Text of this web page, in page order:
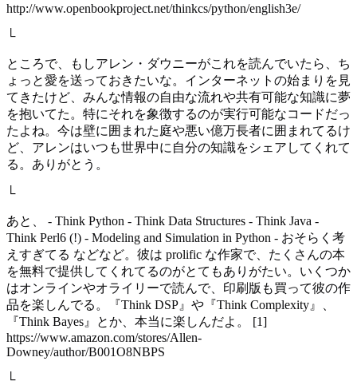
http://www.openbookproject.net/thinkcs/python/english3e/
└
ところで、もしアレン・ダウニーがこれを読んでいたら、ち
ょっと愛を送っておきたいな。インターネットの始まりを見
てきたけど、みんな情報の自由な流れや共有可能な知識に夢
を抱いてた。特にそれを象徴するのが実行可能なコードだっ
たよね。今は壁に囲まれた庭や悪い億万長者に囲まれてるけ
ど、アレンはいつも世界中に自分の知識をシェアしてくれて
る。ありがとう。
└
あと、 - Think Python - Think Data Structures - Think Java -
Think Perl6 (!) - Modeling and Simulation in Python - おそらく考
えすぎてる などなど。彼は prolific な作家で、たくさんの本
を無料で提供してくれてるのがとてもありがたい。いくつか
はオンラインやオライリーで読んで、印刷版も買って彼の作
品を楽しんでる。『Think DSP』や『Think Complexity』、
『Think Bayes』とか、本当に楽しんだよ。 [1]
https://www.amazon.com/stores/Allen-
Downey/author/B001O8NBPS